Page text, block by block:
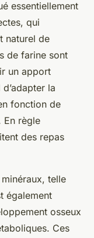
essentiellement
qui
naturel de
de farine sont
un apport
la
fonction de
En règle
des repas
telle
également
osseux
Ces